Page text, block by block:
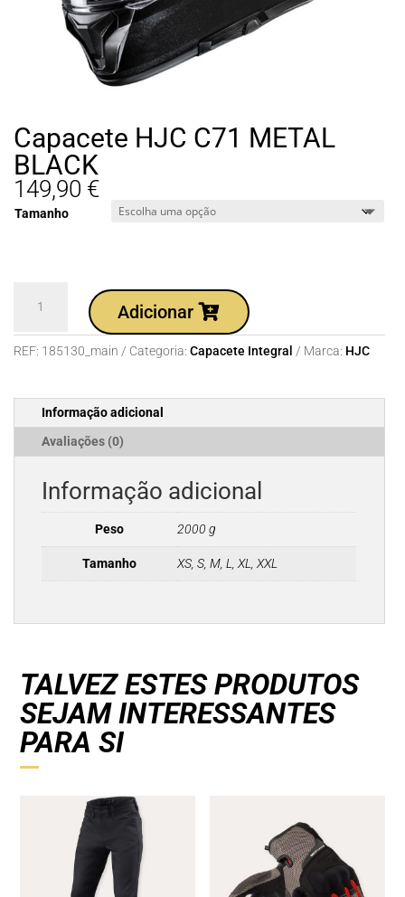
Capacete HJC C71 METAL
BLACK
149,90 €
Tamanho
Capacete
HJC
METAL
BLACK
Adicionar
REF: 185130_main Categoria: Capacete Integral Marca: HJC
Informação adicional
Avaliações (0)
Informação adicional
Peso 2000 g
Tamanho XS, S, M, L, XL, XXL
TALVEZ ESTES PRODUTOS
SEJAM INTERESSANTES
PARA SI